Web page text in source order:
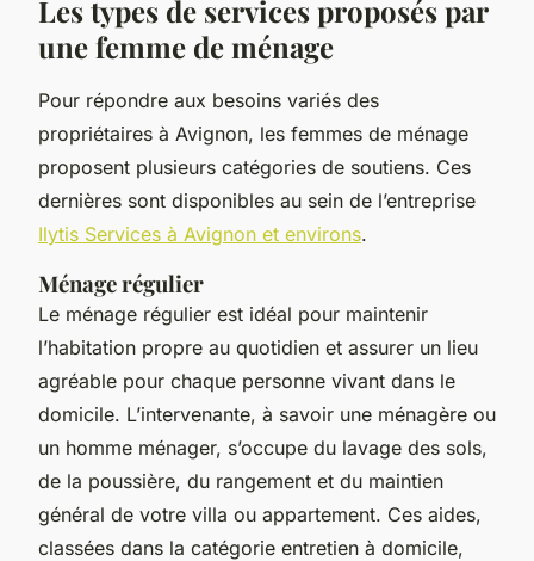
Les types de services proposés par
une femme de ménage
Pour répondre aux besoins variés des
propriétaires à Avignon, les femmes de ménage
proposent plusieurs catégories de soutiens. Ces
dernières sont disponibles au sein de l’entreprise
Ilytis Services à Avignon et environs.
Ménage régulier
Le ménage régulier est idéal pour maintenir
l’habitation propre au quotidien et assurer un lieu
agréable pour chaque personne vivant dans le
domicile. L’intervenante, à savoir une ménagère ou
un homme ménager, s’occupe du lavage des sols,
de la poussière, du rangement et du maintien
général de votre villa ou appartement. Ces aides,
classées dans la catégorie entretien à domicile,